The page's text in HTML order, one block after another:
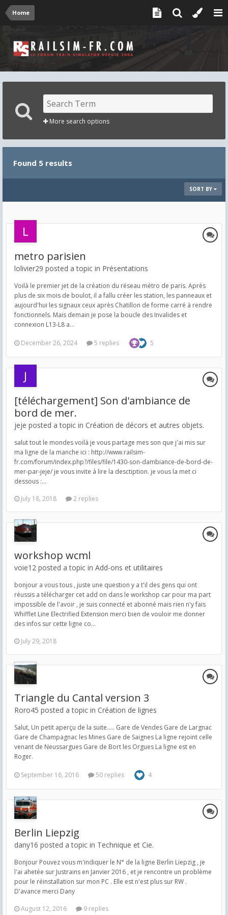
Home
More search options
Found 5 results
SORT BY
metro parisien
lolivier29 posted a topic in Présentations
Voilà le premier jet de la création du réseau métro de paris. Après
plus de six mois de boulot, il a fallu créer les station, les panneaux et
aujourd'hui les signaux ceux après Chatillon de forme carré à rendre
fonctionnels. Mais demain je pose la boucle des Invalides et
connexion L13-L8 a...
December 26, 2024 5 replies 5
[téléchargement] Son d'ambiance de
bord de mer.
jeje posted a topic in Création de décors et autres objets.
salut tout le mondes voilà je vous partage mes son que j'ai mis sur
ma ligne de la manche ici : http://www.railsim-
fr.com/forum/index.php?/files/file/1430-son-dambiance-de-bord-de-
mer-par-jeje/ je vous invite à lire la desctiption. je vous la met ci
dessous :...
July 18, 2018
2 replies
workshop wcml
voie12 posted a topic in Add-ons et utilitaires
bonjour a vous tous , juste une question y a t'il des gens qui ont
réussis a télécharger cet add on dans le workshop car pour ma part
impossible de l'avoir , je suis connecté et abonné mais rien n'y fais
Whifflet Line Electrified Extension merci bien de vouloir me donner
des infos sur cette ligne co...
July 29, 2018
Triangle du Cantal version 3
Roro45 posted a topic in Création de lignes
Salut, Un petit aperçu de la suite..... Gare de Vendes Gare de Largnac
Gare de Champagnac les Mines Gare de Saignes La ligne rejoint celle
venant de Neussargues Gare de Bort les Orgues La ligne est en
Roger.
September 16, 2016 50 replies 4
Berlin Liepzig
dany16 posted a topic in Technique et Cie.
Bonjour Pouvez vous m'indiquer le N° de la ligne Berlin Liepzig , je
l'ai ahetée sur Justrains en Janvier 2016 , et je rencontre un problème
pour le réinstallation sur mon PC . Elle est n'est plus sur RW .
D'avance merci Dany
August 12, 2016
9 replies